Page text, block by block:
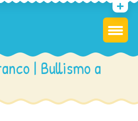
| Bullismo a